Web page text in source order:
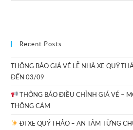
Recent Posts
THÔNG BÁO GIÁ VÉ LỄ NHÀ XE QUÝ
ĐẾN 03/09
THÔNG BÁO ĐIỀU CHỈNH GIÁ VÉ –
THÔNG CẢM
ĐI XE QUÝ THẢO – AN TÂM TỪNG